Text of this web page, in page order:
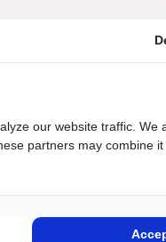
€21500
our website traffic. We
partners may combine